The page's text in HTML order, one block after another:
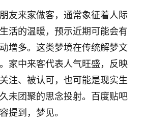
友来家做客，通常象征着人际
活的温暖，预示近期可能会有
增多。这类梦境在传统解梦文
家中来客代表人气旺盛，反映
注、被认可，也可能是现实生
未团聚的思念投射。百度贴吧
提到，梦见。
了个人一样，不期望她能考多好的
稳稳的把书读了，身体心理都健健
足了！
下父母心啊！
16